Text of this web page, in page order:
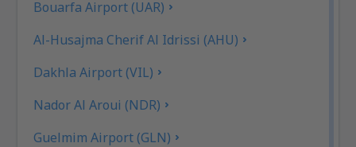
Bouarfa Airport (UAR)
Al-Husajma Cherif Al Idrissi (AHU)
Dakhla Airport (VIL)
Nador Al Aroui (NDR)
Guelmim Airport (GLN)